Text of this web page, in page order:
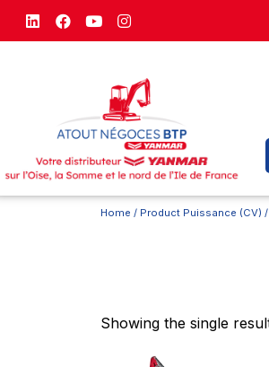
Home / Product Puissance (CV) /
Showing the single